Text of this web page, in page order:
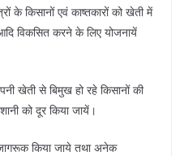
के किसानों एवं काष्तकारों को खेती में
विकसित करने के लिए योजनायें
खेती से बिमुख हो रहे किसानों की
को दूर किया जायें।
किया जाये तथा अनेक